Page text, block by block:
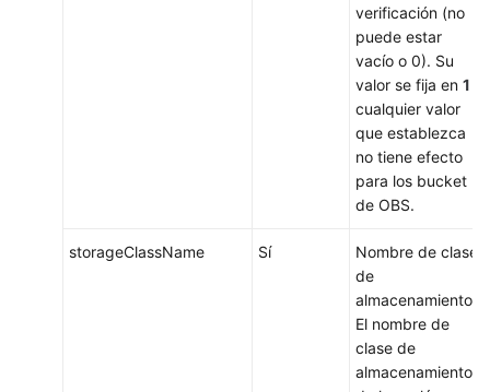
verificación (no
puede estar
vacío o 0). Su
valor se fija en 1
cualquier valor
que establezca
no tiene efecto
para los bucket
de OBS.
storageClassName Sí
Nombre de clase
de
almacenamiento.
El nombre de
clase de
almacenamiento